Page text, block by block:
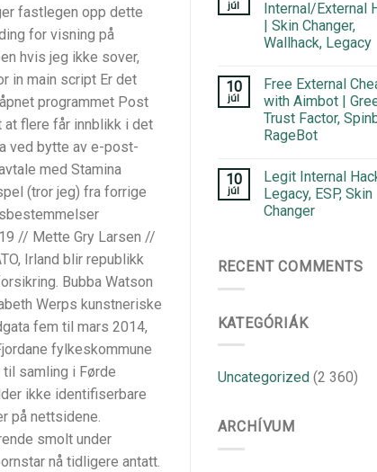
fastlegen opp dette
for visning på
hvis jeg ikke sover,
in main script Er det
programmet Post
at flere får innblikk i det
ved bytte av e-post-
med Stamina
(tror jeg) fra forrige
// Mette Gry Larsen //
Irland blir republikk
Bubba Watson
Werps kunstneriske
fem til mars 2014,
fylkeskommune
samling i Førde
ikke identifiserbare
på nettsidene.
smolt under
nå tidligere antatt.
júl
Internal/External
| Skin Changer,
Wallhack, Legacy
10
júl
Free External
with Aimbot |
Trust Factor,
RageBot
10
júl
Legit Internal
Legacy, ESP, Skin
Changer
RECENT COMMENTS
KATEGÓRIÁK
Uncategorized (2 360)
ARCHÍVUM